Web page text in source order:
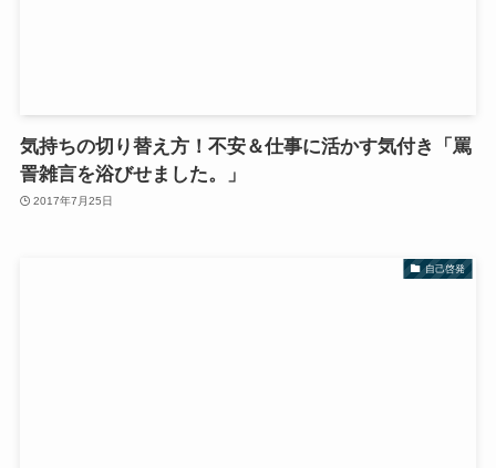
気持ちの切り替え方！不安＆仕事に活かす気付き「罵
詈雑言を浴びせました。」
2017年7月25日
自己啓発